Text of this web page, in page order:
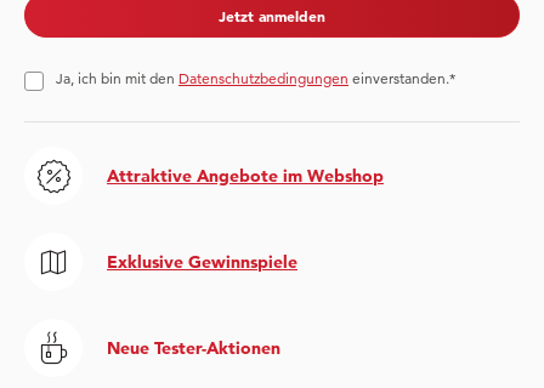
Jetzt anmelden
Ja, ich bin mit den Datenschutzbedingungen einverstanden.*
Attraktive Angebote im Webshop
Exklusive Gewinnspiele
Neue Tester-Aktionen